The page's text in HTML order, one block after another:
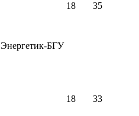
Энергетик-БГУ
18 35
18 33